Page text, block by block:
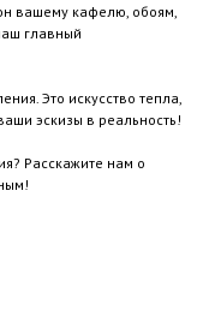
вашему кафелю, обоям,
главный
Это искусство тепла,
эскизы в реальность!
Расскажите нам о